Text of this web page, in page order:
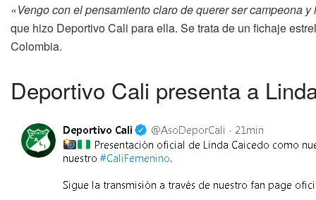
«Vengo con el pensamiento claro de querer ser campeona
que hizo Deportivo Cali para ella. Se trata de un fichaje
Colombia.
Deportivo Cali presenta a